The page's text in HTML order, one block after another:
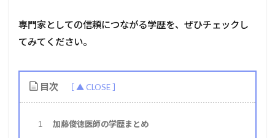
専門家としての信頼につながる学歴を、ぜひチェックし
てみてください。
目次
1 加藤俊徳医師の学歴まとめ